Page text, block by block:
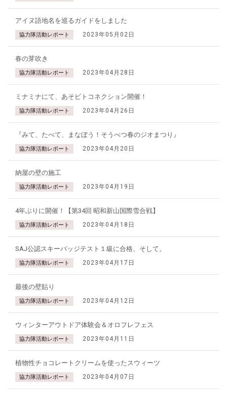
アイヌ語地名を巡るガイドをしました
協力隊活動レポート 2023年05月02日
春の芽吹き
協力隊活動レポート 2023年04月28日
ミナミナにて、あそビトコネクション開催！
協力隊活動レポート 2023年04月26日
『みて、たべて、まなぼう！そうべつ春のジオまつり』
協力隊活動レポート 2023年04月20日
納屋の壁の施工
協力隊活動レポート 2023年04月19日
4年ぶりに開催！【第34回 昭和新山国際雪合戦】
協力隊活動レポート 2023年04月18日
SAJ公認スキーバッジテスト１級に合格、そして。
協力隊活動レポート 2023年04月17日
最後の壁貼り
協力隊活動レポート 2023年04月12日
ウィンターアウトドア体験会＆オロフレフェス
協力隊活動レポート 2023年04月11日
植物性チョコレートクリームを使ったスウィーツ
協力隊活動レポート 2023年04月07日